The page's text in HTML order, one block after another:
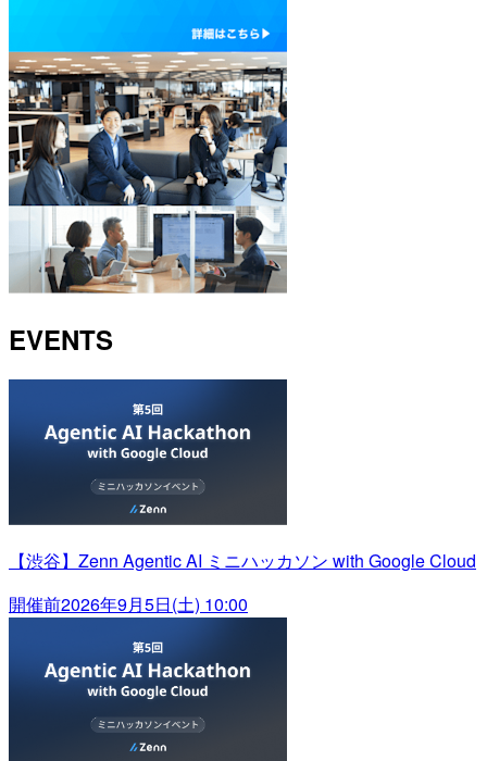
EVENTS
【渋谷】Zenn Agentic AI ミニハッカソン with Google Cloud
開催前2026年9月5日(土) 10:00